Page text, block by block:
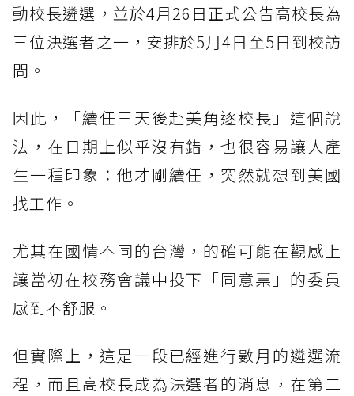
動校長遴選，並於4月26日正式公告高校長為
三位決選者之一，安排於5月4日至5日到校訪
問。
因此，「續任三天後赴美角逐校長」這個說
法，在日期上似乎沒有錯，也很容易讓人產
生一種印象：他才剛續任，突然就想到美國
找工作。
尤其在國情不同的台灣，的確可能在觀感上
讓當初在校務會議中投下「同意票」的委員
感到不舒服。
但實際上，這是一段已經進行數月的遴選流
程，而且高校長成為決選者的消息，在第二